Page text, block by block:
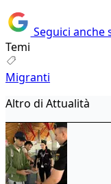
Seguici anche
Temi
Migranti
Altro di Attualità